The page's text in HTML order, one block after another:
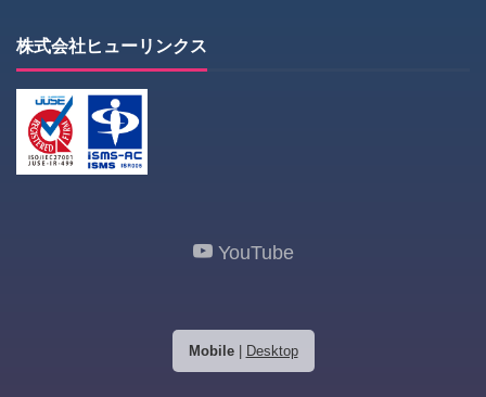
株式会社ヒューリンクス
YouTube
Mobile| Desktop